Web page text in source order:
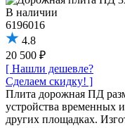
В наличии
6196016
4.8
20 500 ₽
[ Нашли дешевле?
Сделаем скидку! ]
Плита дорожная ПД
устройства временных
других площадках.